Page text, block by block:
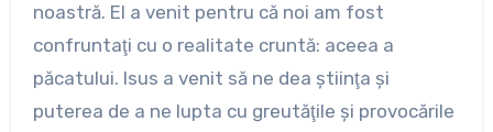
noastră. El a venit pentru că noi am fost
confruntaţi cu o realitate cruntă: aceea a
păcatului. Isus a venit să ne dea ştiinţa şi
puterea de a ne lupta cu greutăţile şi provocările